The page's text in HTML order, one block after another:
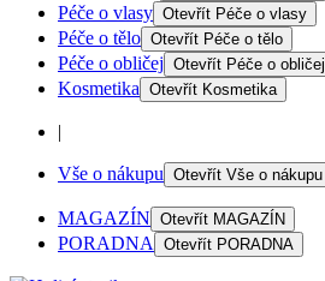
Péče o vlasy Otevřít Péče o vlasy
Péče o tělo Otevřít Péče o tělo
Péče o obličej Otevřít Péče o obličej
Kosmetika Otevřít Kosmetika
|
Vše o nákupu Otevřít Vše o nákupu
MAGAZÍN Otevřít MAGAZÍN
PORADNA Otevřít PORADNA